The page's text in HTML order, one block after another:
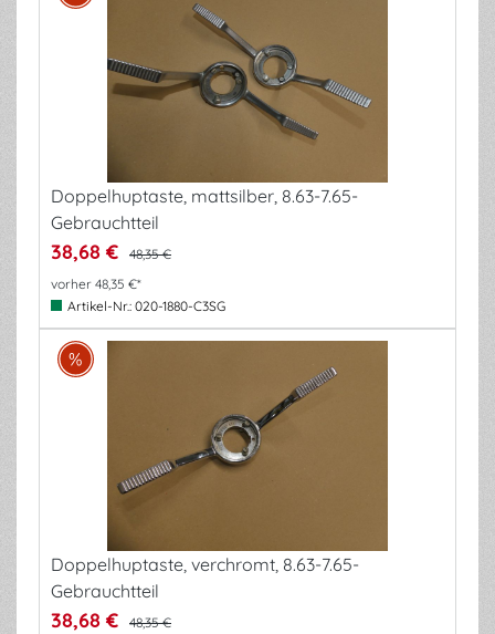
Doppelhuptaste, mattsilber, 8.63-7.65-
Gebrauchtteil
38,68 €
48,35 €
vorher 48,35 €*
Artikel-Nr.: 020-1880-C3SG
Doppelhuptaste, verchromt, 8.63-7.65-
Gebrauchtteil
38,68 €
48,35 €